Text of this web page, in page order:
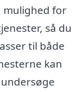
mulighed for
så du
til både
kan